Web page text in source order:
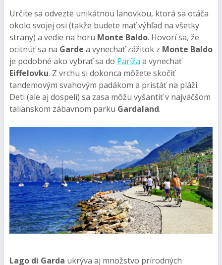
Určite sa odvezte unikátnou lanovkou, ktorá sa otáča
okolo svojej osi (takže budete mať výhľad na všetky
strany) a vedie na horu Monte Baldo. Hovorí sa, že
ocitnúť sa na Garde a vynechať zážitok z Monte Baldo
je podobné ako vybrať sa do Paríža a vynechať
Eiffelovku. Z vrchu si dokonca môžete skočiť
tandemovým svahovým padákom a pristáť na pláži.
Deti (ale aj dospelí) sa zasa môžu vyšantiť v najväčšom
talianskom zábavnom parku Gardaland.
Lago di Garda ukrýva aj množstvo prírodných